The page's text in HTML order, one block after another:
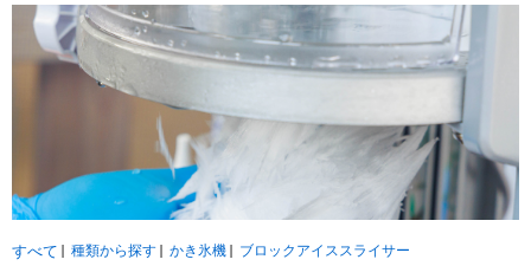
蜜・シロップ
いろいろ使える汎用シロップ
生感覚の冷凍シロップ
ハーブシロップ
かき氷にもドリンクにも
水あめ
その他のシロップ
用途で選ぶ
メーカー・ブランドで選ぶ
ピックアップ商品
アカウント・設定
すべて | 種類から探す| かき氷機| ブロックアイススライサー